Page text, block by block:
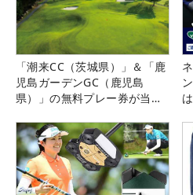
「潮来CC（茨城県）」＆「鹿
児島ガーデンGC（鹿児島
県）」の無料プレー券が当た